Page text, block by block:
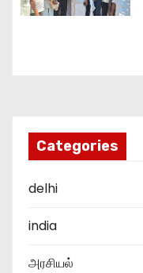
Categories
delhi
india
அரசியல்